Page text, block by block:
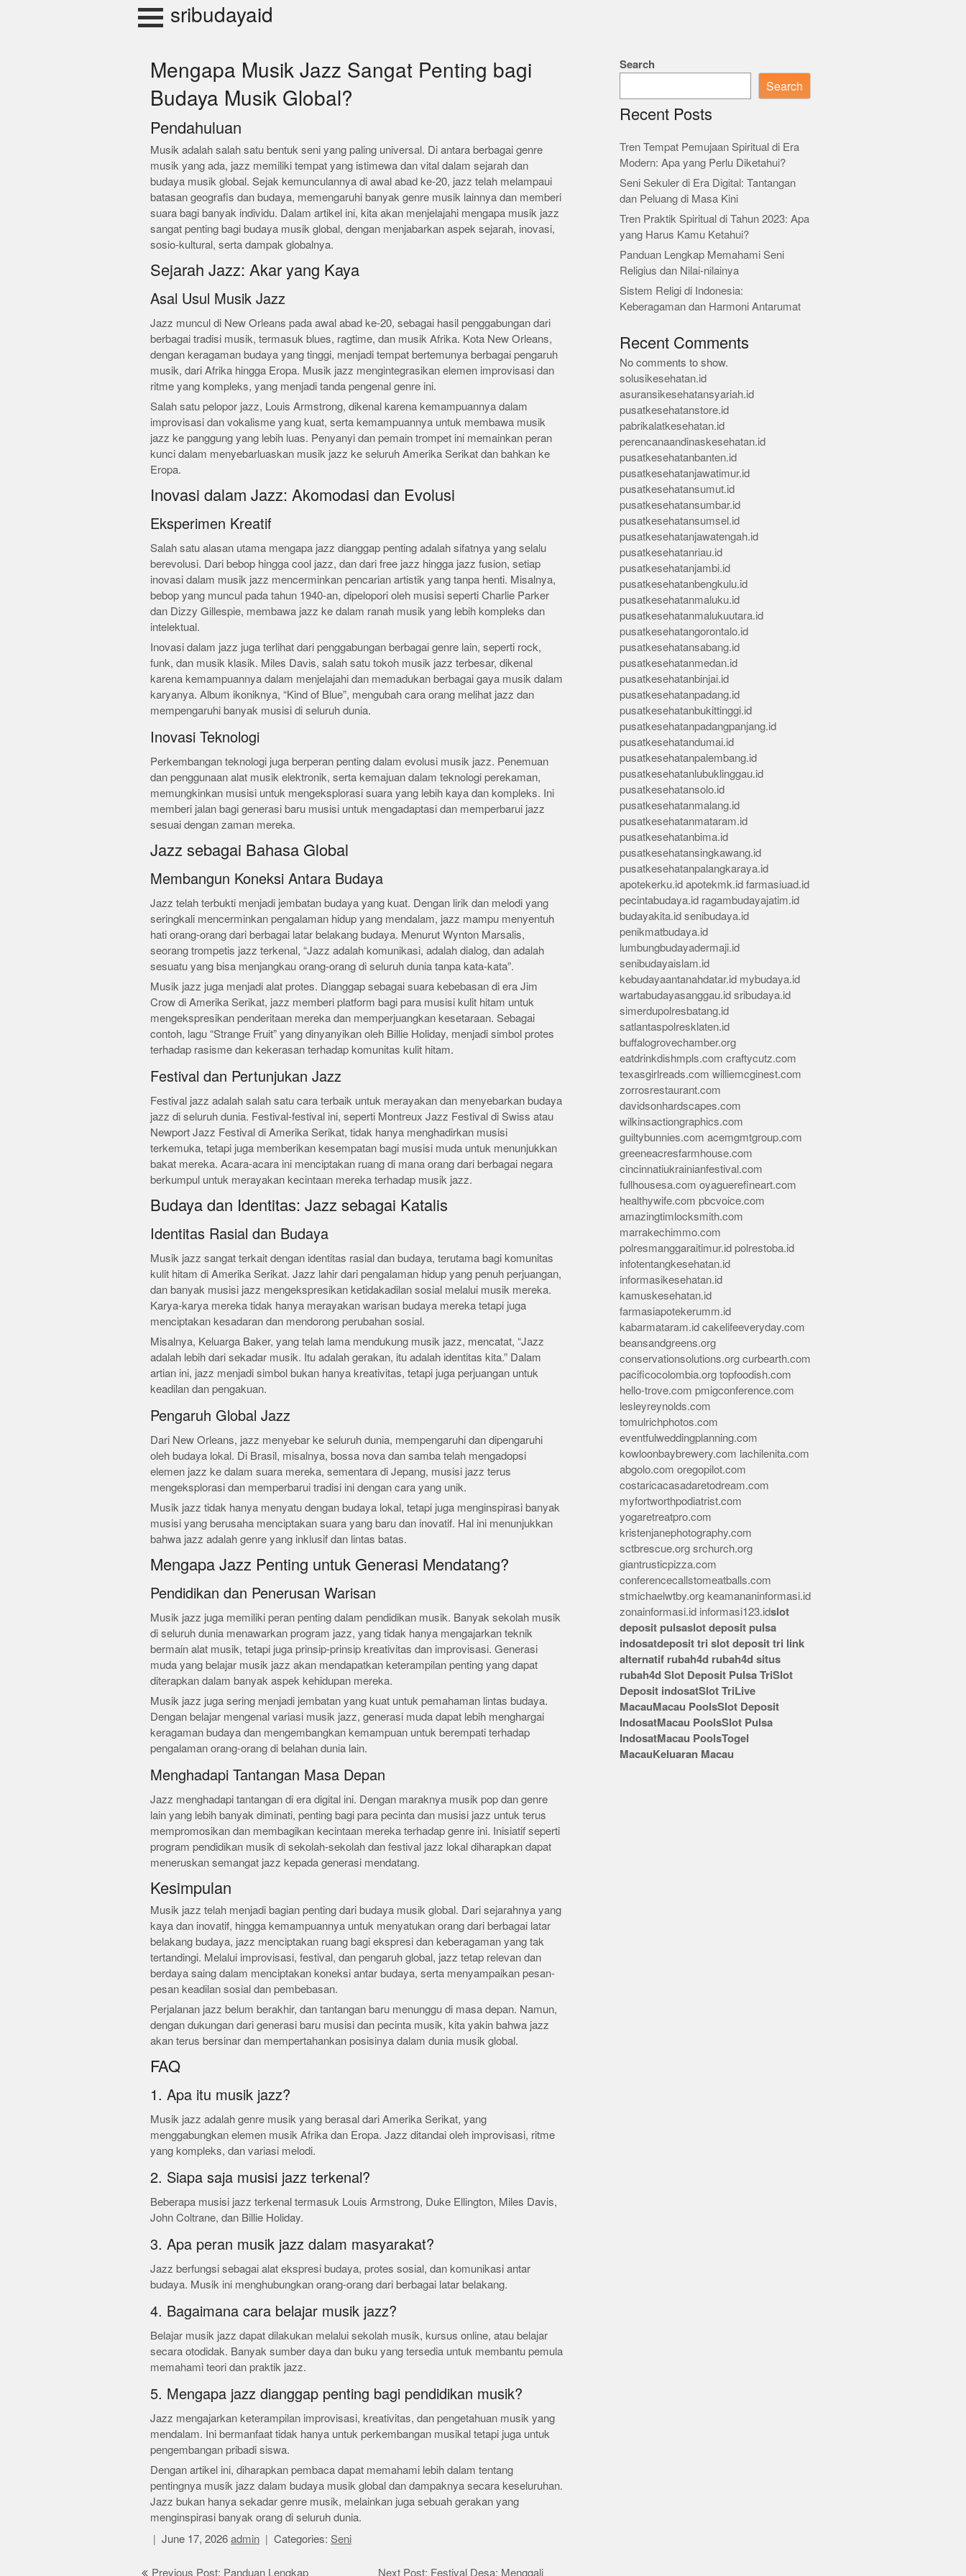
sribudayaid
Mengapa Musik Jazz Sangat Penting bagi
Budaya Musik Global?
Pendahuluan
Musik adalah salah satu bentuk seni yang paling universal. Di antara berbagai genre
musik yang ada, jazz memiliki tempat yang istimewa dan vital dalam sejarah dan
budaya musik global. Sejak kemunculannya di awal abad ke-20, jazz telah melampaui
batasan geografis dan budaya, memengaruhi banyak genre musik lainnya dan memberi
suara bagi banyak individu. Dalam artikel ini, kita akan menjelajahi mengapa musik jazz
sangat penting bagi budaya musik global, dengan menjabarkan aspek sejarah, inovasi,
sosio-kultural, serta dampak globalnya.
Sejarah Jazz: Akar yang Kaya
Asal Usul Musik Jazz
Jazz muncul di New Orleans pada awal abad ke-20, sebagai hasil penggabungan dari
berbagai tradisi musik, termasuk blues, ragtime, dan musik Afrika. Kota New Orleans,
dengan keragaman budaya yang tinggi, menjadi tempat bertemunya berbagai pengaruh
musik, dari Afrika hingga Eropa. Musik jazz mengintegrasikan elemen improvisasi dan
ritme yang kompleks, yang menjadi tanda pengenal genre ini.
Salah satu pelopor jazz, Louis Armstrong, dikenal karena kemampuannya dalam
improvisasi dan vokalisme yang kuat, serta kemampuannya untuk membawa musik
jazz ke panggung yang lebih luas. Penyanyi dan pemain trompet ini memainkan peran
kunci dalam menyebarluaskan musik jazz ke seluruh Amerika Serikat dan bahkan ke
Eropa.
Inovasi dalam Jazz: Akomodasi dan Evolusi
Eksperimen Kreatif
Salah satu alasan utama mengapa jazz dianggap penting adalah sifatnya yang selalu
berevolusi. Dari bebop hingga cool jazz, dan dari free jazz hingga jazz fusion, setiap
inovasi dalam musik jazz mencerminkan pencarian artistik yang tanpa henti. Misalnya,
bebop yang muncul pada tahun 1940-an, dipelopori oleh musisi seperti Charlie Parker
dan Dizzy Gillespie, membawa jazz ke dalam ranah musik yang lebih kompleks dan
intelektual.
Inovasi dalam jazz juga terlihat dari penggabungan berbagai genre lain, seperti rock,
funk, dan musik klasik. Miles Davis, salah satu tokoh musik jazz terbesar, dikenal
karena kemampuannya dalam menjelajahi dan memadukan berbagai gaya musik dalam
karyanya. Album ikoniknya, “Kind of Blue”, mengubah cara orang melihat jazz dan
mempengaruhi banyak musisi di seluruh dunia.
Inovasi Teknologi
Perkembangan teknologi juga berperan penting dalam evolusi musik jazz. Penemuan
dan penggunaan alat musik elektronik, serta kemajuan dalam teknologi perekaman,
memungkinkan musisi untuk mengeksplorasi suara yang lebih kaya dan kompleks. Ini
memberi jalan bagi generasi baru musisi untuk mengadaptasi dan memperbarui jazz
sesuai dengan zaman mereka.
Jazz sebagai Bahasa Global
Membangun Koneksi Antara Budaya
Jazz telah terbukti menjadi jembatan budaya yang kuat. Dengan lirik dan melodi yang
seringkali mencerminkan pengalaman hidup yang mendalam, jazz mampu menyentuh
hati orang-orang dari berbagai latar belakang budaya. Menurut Wynton Marsalis,
seorang trompetis jazz terkenal, “Jazz adalah komunikasi, adalah dialog, dan adalah
sesuatu yang bisa menjangkau orang-orang di seluruh dunia tanpa kata-kata”.
Musik jazz juga menjadi alat protes. Dianggap sebagai suara kebebasan di era Jim
Crow di Amerika Serikat, jazz memberi platform bagi para musisi kulit hitam untuk
mengekspresikan penderitaan mereka dan memperjuangkan kesetaraan. Sebagai
contoh, lagu “Strange Fruit” yang dinyanyikan oleh Billie Holiday, menjadi simbol protes
terhadap rasisme dan kekerasan terhadap komunitas kulit hitam.
Festival dan Pertunjukan Jazz
Festival jazz adalah salah satu cara terbaik untuk merayakan dan menyebarkan budaya
jazz di seluruh dunia. Festival-festival ini, seperti Montreux Jazz Festival di Swiss atau
Newport Jazz Festival di Amerika Serikat, tidak hanya menghadirkan musisi
terkemuka, tetapi juga memberikan kesempatan bagi musisi muda untuk menunjukkan
bakat mereka. Acara-acara ini menciptakan ruang di mana orang dari berbagai negara
berkumpul untuk merayakan kecintaan mereka terhadap musik jazz.
Budaya dan Identitas: Jazz sebagai Katalis
Identitas Rasial dan Budaya
Musik jazz sangat terkait dengan identitas rasial dan budaya, terutama bagi komunitas
kulit hitam di Amerika Serikat. Jazz lahir dari pengalaman hidup yang penuh perjuangan,
dan banyak musisi jazz mengekspresikan ketidakadilan sosial melalui musik mereka.
Karya-karya mereka tidak hanya merayakan warisan budaya mereka tetapi juga
menciptakan kesadaran dan mendorong perubahan sosial.
Misalnya, Keluarga Baker, yang telah lama mendukung musik jazz, mencatat, “Jazz
adalah lebih dari sekadar musik. Itu adalah gerakan, itu adalah identitas kita.” Dalam
artian ini, jazz menjadi simbol bukan hanya kreativitas, tetapi juga perjuangan untuk
keadilan dan pengakuan.
Pengaruh Global Jazz
Dari New Orleans, jazz menyebar ke seluruh dunia, mempengaruhi dan dipengaruhi
oleh budaya lokal. Di Brasil, misalnya, bossa nova dan samba telah mengadopsi
elemen jazz ke dalam suara mereka, sementara di Jepang, musisi jazz terus
mengeksplorasi dan memperbarui tradisi ini dengan cara yang unik.
Musik jazz tidak hanya menyatu dengan budaya lokal, tetapi juga menginspirasi banyak
musisi yang berusaha menciptakan suara yang baru dan inovatif. Hal ini menunjukkan
bahwa jazz adalah genre yang inklusif dan lintas batas.
Mengapa Jazz Penting untuk Generasi Mendatang?
Pendidikan dan Penerusan Warisan
Musik jazz juga memiliki peran penting dalam pendidikan musik. Banyak sekolah musik
di seluruh dunia menawarkan program jazz, yang tidak hanya mengajarkan teknik
bermain alat musik, tetapi juga prinsip-prinsip kreativitas dan improvisasi. Generasi
muda yang belajar musik jazz akan mendapatkan keterampilan penting yang dapat
diterapkan dalam banyak aspek kehidupan mereka.
Musik jazz juga sering menjadi jembatan yang kuat untuk pemahaman lintas budaya.
Dengan belajar mengenal variasi musik jazz, generasi muda dapat lebih menghargai
keragaman budaya dan mengembangkan kemampuan untuk berempati terhadap
pengalaman orang-orang di belahan dunia lain.
Menghadapi Tantangan Masa Depan
Jazz menghadapi tantangan di era digital ini. Dengan maraknya musik pop dan genre
lain yang lebih banyak diminati, penting bagi para pecinta dan musisi jazz untuk terus
mempromosikan dan membagikan kecintaan mereka terhadap genre ini. Inisiatif seperti
program pendidikan musik di sekolah-sekolah dan festival jazz lokal diharapkan dapat
meneruskan semangat jazz kepada generasi mendatang.
Kesimpulan
Musik jazz telah menjadi bagian penting dari budaya musik global. Dari sejarahnya yang
kaya dan inovatif, hingga kemampuannya untuk menyatukan orang dari berbagai latar
belakang budaya, jazz menciptakan ruang bagi ekspresi dan keberagaman yang tak
tertandingi. Melalui improvisasi, festival, dan pengaruh global, jazz tetap relevan dan
berdaya saing dalam menciptakan koneksi antar budaya, serta menyampaikan pesan-
pesan keadilan sosial dan pembebasan.
Perjalanan jazz belum berakhir, dan tantangan baru menunggu di masa depan. Namun,
dengan dukungan dari generasi baru musisi dan pecinta musik, kita yakin bahwa jazz
akan terus bersinar dan mempertahankan posisinya dalam dunia musik global.
FAQ
1. Apa itu musik jazz?
Musik jazz adalah genre musik yang berasal dari Amerika Serikat, yang
menggabungkan elemen musik Afrika dan Eropa. Jazz ditandai oleh improvisasi, ritme
yang kompleks, dan variasi melodi.
2. Siapa saja musisi jazz terkenal?
Beberapa musisi jazz terkenal termasuk Louis Armstrong, Duke Ellington, Miles Davis,
John Coltrane, dan Billie Holiday.
3. Apa peran musik jazz dalam masyarakat?
Jazz berfungsi sebagai alat ekspresi budaya, protes sosial, dan komunikasi antar
budaya. Musik ini menghubungkan orang-orang dari berbagai latar belakang.
4. Bagaimana cara belajar musik jazz?
Belajar musik jazz dapat dilakukan melalui sekolah musik, kursus online, atau belajar
secara otodidak. Banyak sumber daya dan buku yang tersedia untuk membantu pemula
memahami teori dan praktik jazz.
5. Mengapa jazz dianggap penting bagi pendidikan musik?
Jazz mengajarkan keterampilan improvisasi, kreativitas, dan pengetahuan musik yang
mendalam. Ini bermanfaat tidak hanya untuk perkembangan musikal tetapi juga untuk
pengembangan pribadi siswa.
Dengan artikel ini, diharapkan pembaca dapat memahami lebih dalam tentang
pentingnya musik jazz dalam budaya musik global dan dampaknya secara keseluruhan.
Jazz bukan hanya sekadar genre musik, melainkan juga sebuah gerakan yang
menginspirasi banyak orang di seluruh dunia.
June 17, 2026 admin Categories: Seni
Post
Previous Post: Panduan Lengkap Next Post: Festival Desa: Menggali
Search
Search
Recent Posts
Tren Tempat Pemujaan Spiritual di Era
Modern: Apa yang Perlu Diketahui?
Seni Sekuler di Era Digital: Tantangan
dan Peluang di Masa Kini
Tren Praktik Spiritual di Tahun 2023: Apa
yang Harus Kamu Ketahui?
Panduan Lengkap Memahami Seni
Religius dan Nilai-nilainya
Sistem Religi di Indonesia:
Keberagaman dan Harmoni Antarumat
Recent Comments
No comments to show.
solusikesehatan.id
asuransikesehatansyariah.id
pusatkesehatanstore.id
pabrikalatkesehatan.id
perencanaandinaskesehatan.id
pusatkesehatanbanten.id
pusatkesehatanjawatimur.id
pusatkesehatansumut.id
pusatkesehatansumbar.id
pusatkesehatansumsel.id
pusatkesehatanjawatengah.id
pusatkesehatanriau.id
pusatkesehatanjambi.id
pusatkesehatanbengkulu.id
pusatkesehatanmaluku.id
pusatkesehatanmalukuutara.id
pusatkesehatangorontalo.id
pusatkesehatansabang.id
pusatkesehatanmedan.id
pusatkesehatanbinjai.id
pusatkesehatanpadang.id
pusatkesehatanbukittinggi.id
pusatkesehatanpadangpanjang.id
pusatkesehatandumai.id
pusatkesehatanpalembang.id
pusatkesehatanlubuklinggau.id
pusatkesehatansolo.id
pusatkesehatanmalang.id
pusatkesehatanmataram.id
pusatkesehatanbima.id
pusatkesehatansingkawang.id
pusatkesehatanpalangkaraya.id
apotekerku.id apotekmk.id farmasiuad.id
pecintabudaya.id ragambudayajatim.id
budayakita.id senibudaya.id
penikmatbudaya.id
lumbungbudayadermaji.id
senibudayaislam.id
kebudayaantanahdatar.id mybudaya.id
wartabudayasanggau.id sribudaya.id
simerdupolresbatang.id
satlantaspolresklaten.id
buffalogrovechamber.org
eatdrinkdishmpls.com craftycutz.com
texasgirlreads.com williemcginest.com
zorrosrestaurant.com
davidsonhardscapes.com
wilkinsactiongraphics.com
guiltybunnies.com acemgmtgroup.com
greeneacresfarmhouse.com
cincinnatiukrainianfestival.com
fullhousesa.com oyaguerefineart.com
healthywife.com pbcvoice.com
amazingtimlocksmith.com
marrakechimmo.com
polresmanggaraitimur.id polrestoba.id
infotentangkesehatan.id
informasikesehatan.id
kamuskesehatan.id
farmasiapotekerumm.id
kabarmataram.id cakelifeeveryday.com
beansandgreens.org
conservationsolutions.org curbearth.com
pacificocolombia.org topfoodish.com
hello-trove.com pmigconference.com
lesleyreynolds.com
tomulrichphotos.com
eventfulweddingplanning.com
kowloonbaybrewery.com lachilenita.com
abgolo.com oregopilot.com
costaricacasadaretodream.com
myfortworthpodiatrist.com
yogaretreatpro.com
kristenjanephotography.com
sctbrescue.org srchurch.org
giantrusticpizza.com
conferencecallstomeatballs.com
stmichaelwtby.org keamananinformasi.id
zonainformasi.id informasi123.idslot
deposit pulsaslot deposit pulsa
indosatdeposit tri slot deposit tri link
alternatif rubah4d rubah4d situs
rubah4d Slot Deposit Pulsa TriSlot
Deposit indosatSlot TriLive
MacauMacau PoolsSlot Deposit
IndosatMacau PoolsSlot Pulsa
IndosatMacau PoolsTogel
MacauKeluaran Macau